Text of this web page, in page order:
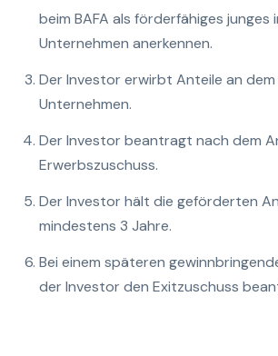
beim BAFA als förderfähiges junges
Unternehmen anerkennen.
Der Investor erwirbt Anteile an
Unternehmen.
Der Investor beantragt nach dem
Erwerbszuschuss.
Der Investor hält die geförderten
mindestens 3 Jahre.
Bei einem späteren
der Investor den Exitzuschuss